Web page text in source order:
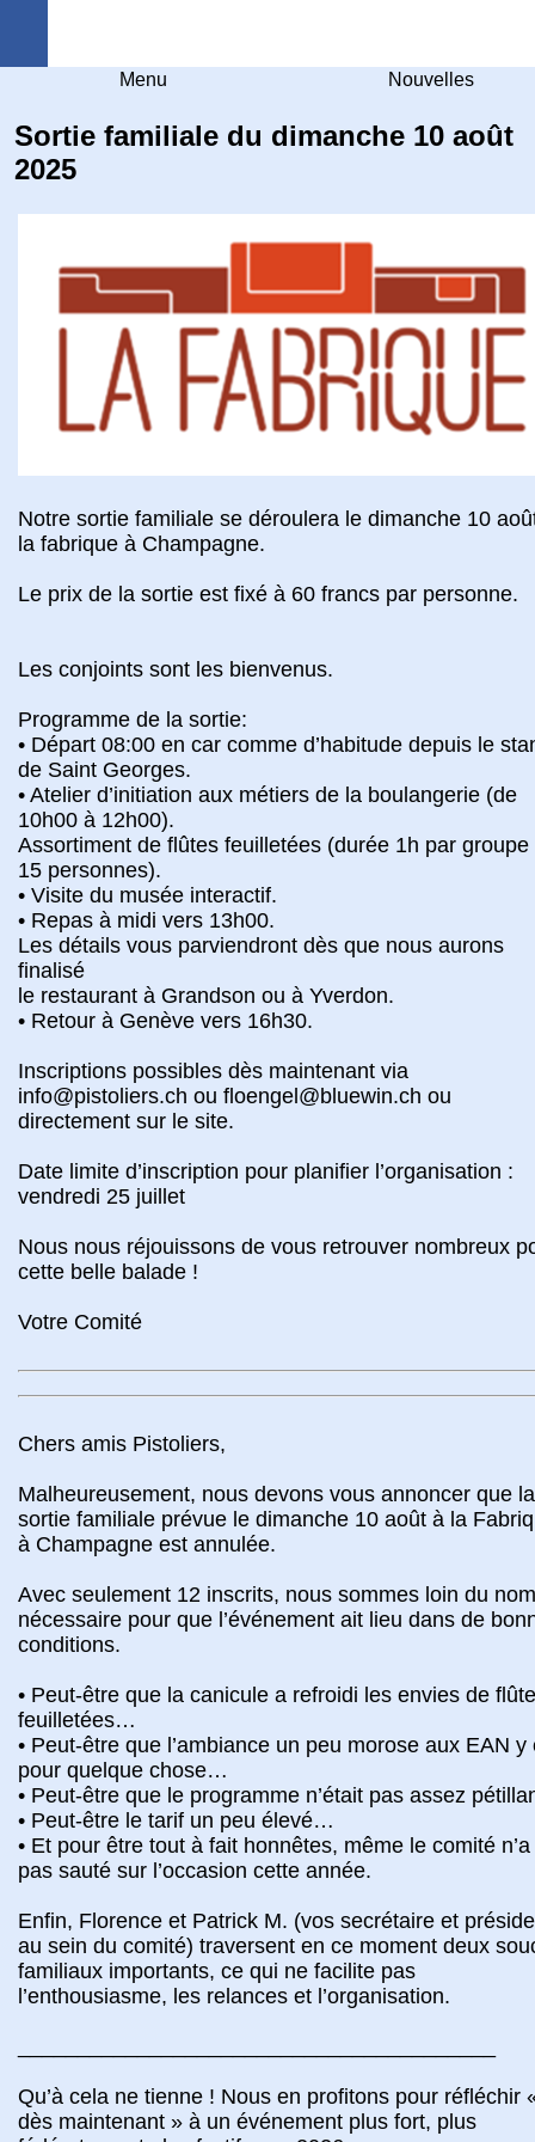
Menu Nouvelles
Sortie familiale du dimanche 10 août
2025
Notre sortie familiale se déroulera le dimanche 10
la fabrique à Champagne.
Le prix de la sortie est fixé à 60 francs par personne.
Les conjoints sont les bienvenus.
Programme de la sortie:
• Départ 08:00 en car comme d’habitude depuis le
de Saint Georges.
• Atelier d’initiation aux métiers de la boulangerie (de
10h00 à 12h00).
Assortiment de flûtes feuilletées (durée 1h par groupe
15 personnes).
• Visite du musée interactif.
• Repas à midi vers 13h00.
Les détails vous parviendront dès que nous aurons
finalisé
le restaurant à Grandson ou à Yverdon.
• Retour à Genève vers 16h30.
Inscriptions possibles dès maintenant via
info@pistoliers.ch ou floengel@bluewin.ch ou
directement sur le site.
Date limite d’inscription pour planifier l’organisation :
vendredi 25 juillet
Nous nous réjouissons de vous retrouver nombreux
cette belle balade !
Votre Comité
Chers amis Pistoliers,
Malheureusement, nous devons vous annoncer que la
sortie familiale prévue le dimanche 10 août à la
à Champagne est annulée.
Avec seulement 12 inscrits, nous sommes loin du
nécessaire pour que l’événement ait lieu dans de
conditions.
• Peut-être que la canicule a refroidi les envies de
feuilletées…
• Peut-être que l’ambiance un peu morose aux EAN y
pour quelque chose…
• Peut-être que le programme n’était pas assez
• Peut-être le tarif un peu élevé…
• Et pour être tout à fait honnêtes, même le comité n’a
pas sauté sur l’occasion cette année.
Enfin, Florence et Patrick M. (vos secrétaire et
au sein du comité) traversent en ce moment deux
familiaux importants, ce qui ne facilite pas
l’enthousiasme, les relances et l’organisation.
Qu’à cela ne tienne ! Nous en profitons pour réfléchir
dès maintenant » à un événement plus fort, plus